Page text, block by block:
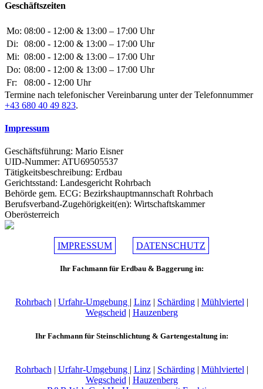
Geschäftszeiten
Mo: 08:00 - 12:00 & 13:00 – 17:00 Uhr
Di:
08:00 - 12:00 & 13:00 – 17:00 Uhr
Mi: 08:00 - 12:00 & 13:00 – 17:00 Uhr
Do: 08:00 - 12:00 & 13:00 – 17:00 Uhr
Fr:
08:00 - 12:00 Uhr
Termine nach telefonischer Vereinbarung unter der Telefonnummer
+43 680 40 49 823.
Impressum
Geschäftsführung: Mario Eisner
UID-Nummer: ATU69505537
Tätigkeitsbeschreibung: Erdbau
Gerichtsstand: Landesgericht Rohrbach
Behörde gem. ECG: Bezirkshauptmannschaft Rohrbach
Berufsverband-Zugehörigkeit(en): Wirtschaftskammer
Oberösterreich
IMPRESSUM DATENSCHUTZ
Ihr Fachmann für Erdbau & Baggerung in:
Rohrbach | Urfahr-Umgebung | Linz| Schärding| Mühlviertel |
Wegscheid | Hauzenberg
Ihr Fachmann für Steinschlichtung & Gartengestaltung in:
Rohrbach | Urfahr-Umgebung | Linz| Schärding| Mühlviertel |
Wegscheid | Hauzenberg